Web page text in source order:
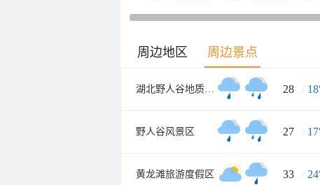
周边地区 周边景点
湖北野人谷地质公园 28 / 18
野人谷风景区 27 / 17
黄龙滩旅游度假区 33 / 24